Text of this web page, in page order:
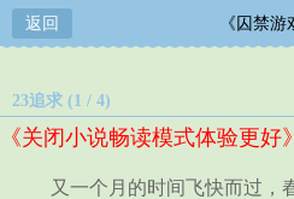
返回 《囚禁游
23追求 (1 / 4)
《关闭小说畅读模式体验更好》
又一个月的时间飞快而过，